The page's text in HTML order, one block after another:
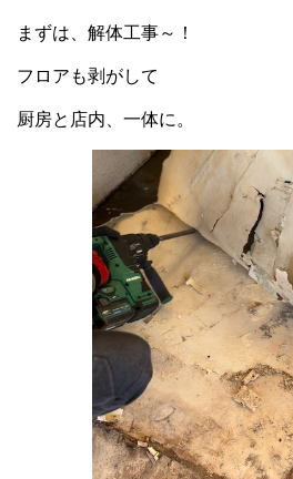
まずは、解体工事～！
フロアも剥がして
厨房と店内、一体に。